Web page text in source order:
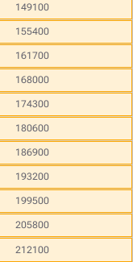
149100
155400
161700
168000
174300
180600
186900
193200
199500
205800
212100